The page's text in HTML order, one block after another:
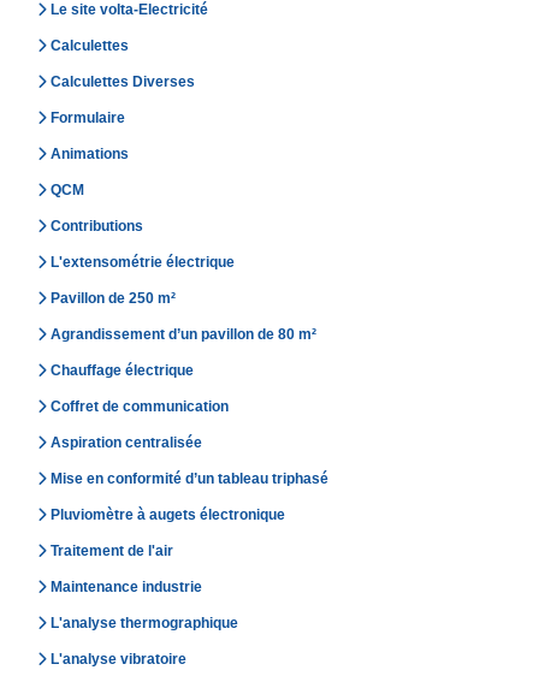
Le site volta-Electricité
Calculettes
Calculettes Diverses
Formulaire
Animations
QCM
Contributions
L'extensométrie électrique
Pavillon de 250 m²
Agrandissement d’un pavillon de 80 m²
Chauffage électrique
Coffret de communication
Aspiration centralisée
Mise en conformité d’un tableau triphasé
Pluviomètre à augets électronique
Traitement de l'air
Maintenance industrie
L'analyse thermographique
L'analyse vibratoire